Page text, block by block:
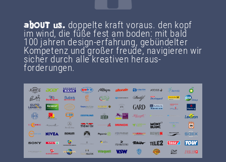
abOUT us. doppelte kraft voraus. den kopf
im wind, die füße fest am boden: mit bald
100 jahren design-erfahrung, gebündelter
Kompetenz und großer freude, navigieren wir
sicher durch alle kreativen heraus­
forderungen.